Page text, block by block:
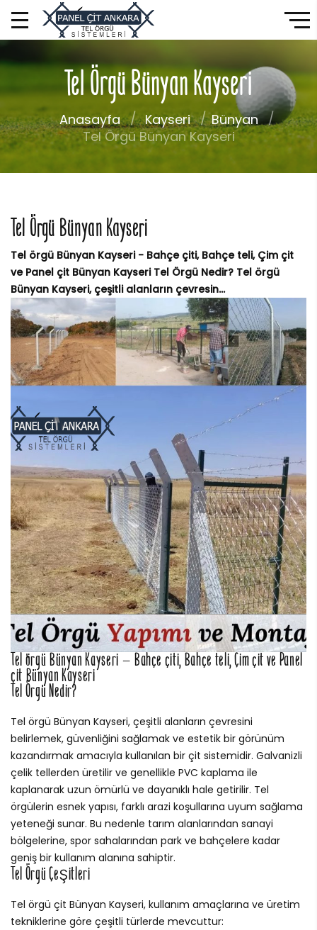
Tel Örgü Bünyan Kayseri
Anasayfa Kayseri
Bünyan
Tel Örgü Bünyan Kayseri
Tel Örgü Bünyan Kayseri
Tel örgü Bünyan Kayseri - Bahçe çiti, Bahçe teli, Çim çit
ve Panel çit Bünyan Kayseri Tel Örgü Nedir? Tel örgü
Bünyan Kayseri, çeşitli alanların çevresin...
Tel örgü Bünyan Kayseri – Bahçe çiti, Bahçe teli, Çim çit ve Panel
çit Bünyan Kayseri
Tel Örgü Nedir?
Tel örgü Bünyan Kayseri, çeşitli alanların çevresini
belirlemek, güvenliğini sağlamak ve estetik bir görünüm
kazandırmak amacıyla kullanılan bir çit sistemidir. Galvanizli
çelik tellerden üretilir ve genellikle PVC kaplama ile
kaplanarak uzun ömürlü ve dayanıklı hale getirilir. Tel
örgülerin esnek yapısı, farklı arazi koşullarına uyum sağlama
yeteneği sunar. Bu nedenle tarım alanlarından sanayi
bölgelerine, spor sahalarından park ve bahçelere kadar
geniş bir kullanım alanına sahiptir.
Tel Örgü Çeşitleri
Tel örgü çit Bünyan Kayseri, kullanım amaçlarına ve üretim
tekniklerine göre çeşitli türlerde mevcuttur: